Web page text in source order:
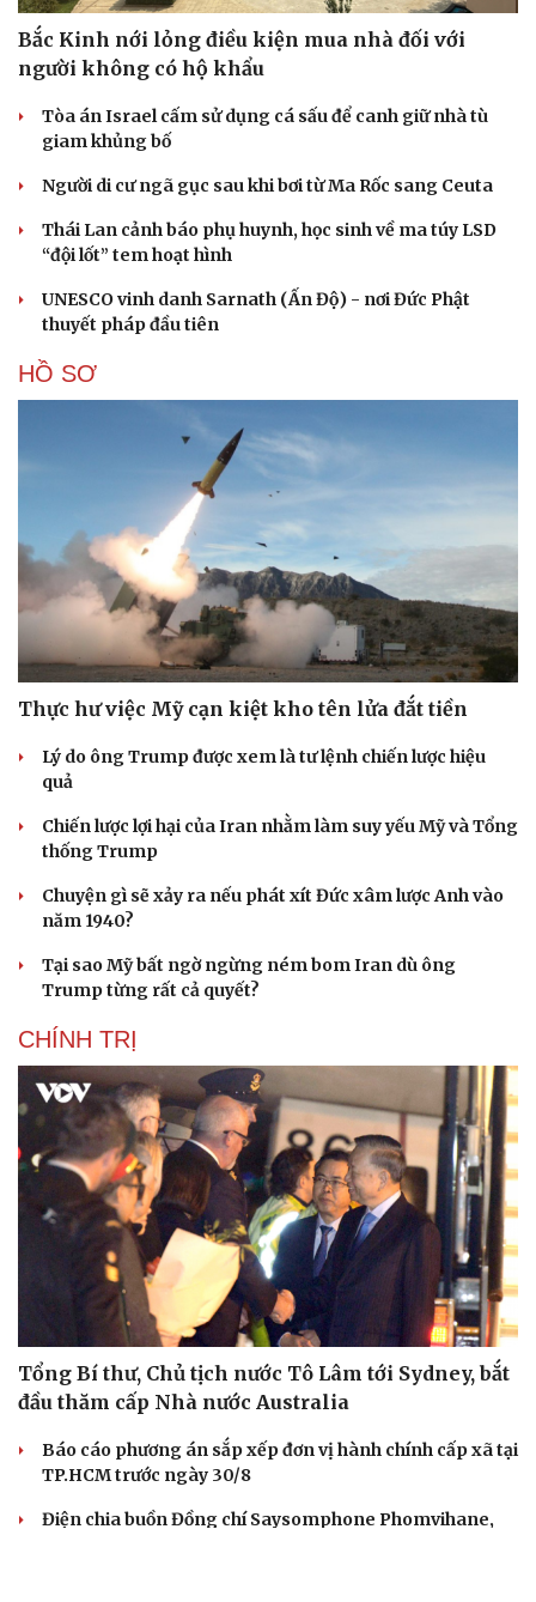
Bắc Kinh nới lỏng điều kiện mua nhà đối với
người không có hộ khẩu
Tòa án Israel cấm sử dụng cá sấu để canh giữ nhà tù
giam khủng bố
Người di cư ngã gục sau khi bơi từ Ma Rốc sang Ceuta
Thái Lan cảnh báo phụ huynh, học sinh về ma túy LSD
“đội lốt” tem hoạt hình
UNESCO vinh danh Sarnath (Ấn Độ) - nơi Đức Phật
thuyết pháp đầu tiên
HỒ SƠ
Thực hư việc Mỹ cạn kiệt kho tên lửa đắt tiền
Lý do ông Trump được xem là tư lệnh chiến lược hiệu
quả
Chiến lược lợi hại của Iran nhằm làm suy yếu Mỹ và Tổng
thống Trump
Chuyện gì sẽ xảy ra nếu phát xít Đức xâm lược Anh vào
năm 1940?
Tại sao Mỹ bất ngờ ngừng ném bom Iran dù ông
Trump từng rất cả quyết?
CHÍNH TRỊ
Tổng Bí thư, Chủ tịch nước Tô Lâm tới Sydney, bắt
đầu thăm cấp Nhà nước Australia
Báo cáo phương án sắp xếp đơn vị hành chính cấp xã tại
TP.HCM trước ngày 30/8
Điện chia buồn Đồng chí Saysomphone Phomvihane,